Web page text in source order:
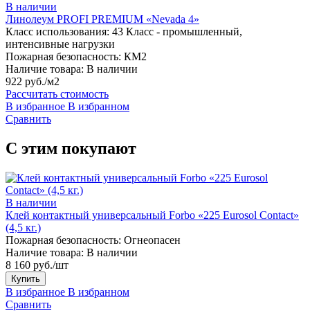
В наличии
Линолеум PROFI PREMIUM «Nevada 4»
Класс использования: 43 Класс - промышленный,
интенсивные нагрузки
Пожарная безопасность: КМ2
Наличие товара: В наличии
922 руб./м2
Рассчитать стоимость
В избранное В избранном
Сравнить
С этим покупают
В наличии
Клей контактный универсальный Forbo «225 Eurosol Contact»
(4,5 кг.)
Пожарная безопасность: Огнеопасен
Наличие товара: В наличии
8 160 руб./шт
Купить
В избранное В избранном
Сравнить